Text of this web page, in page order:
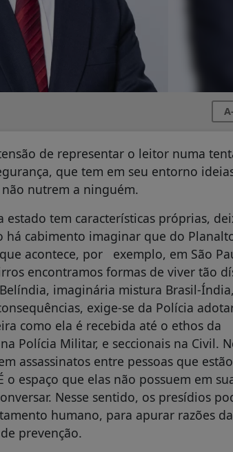
A-
de representar o leitor numa
que tem em seu entorno
nutrem a ninguém.
tem características próprias,
há cabimento imaginar que do
acontece, por exemplo, em São
encontramos formas de viver tão
imaginária mistura Brasil-
exige-se da Polícia
como ela é recebida até o ethos da
Polícia Militar, e seccionais na Civil.
assassinatos entre pessoas que
espaço que elas não possuem em
Nesse sentido, os presídios
humano, para apurar razões
prevenção.